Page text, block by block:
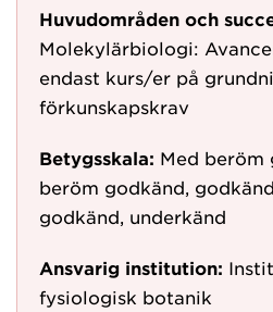
Huvudområden och
Molekylärbiologi:
endast kurs/er på
förkunskapskrav
Betygsskala: Med beröm
beröm godkänd,
godkänd, underkänd
Ansvarig institution:
fysiologisk botanik